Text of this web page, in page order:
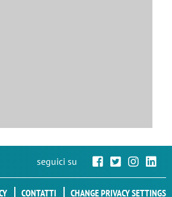
seguici su
CONTATTI CHANGE PRIVACY SETTINGS